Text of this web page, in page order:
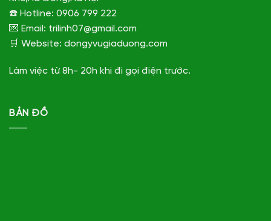
☎️ Hotline: 0906 799 222
💌 Email: trilinh07@gmail.com
🛒 Website: dongyvugiaduong.com
Làm việc từ 8h- 20h khi đi gọi điện trước.
BẢN ĐỒ